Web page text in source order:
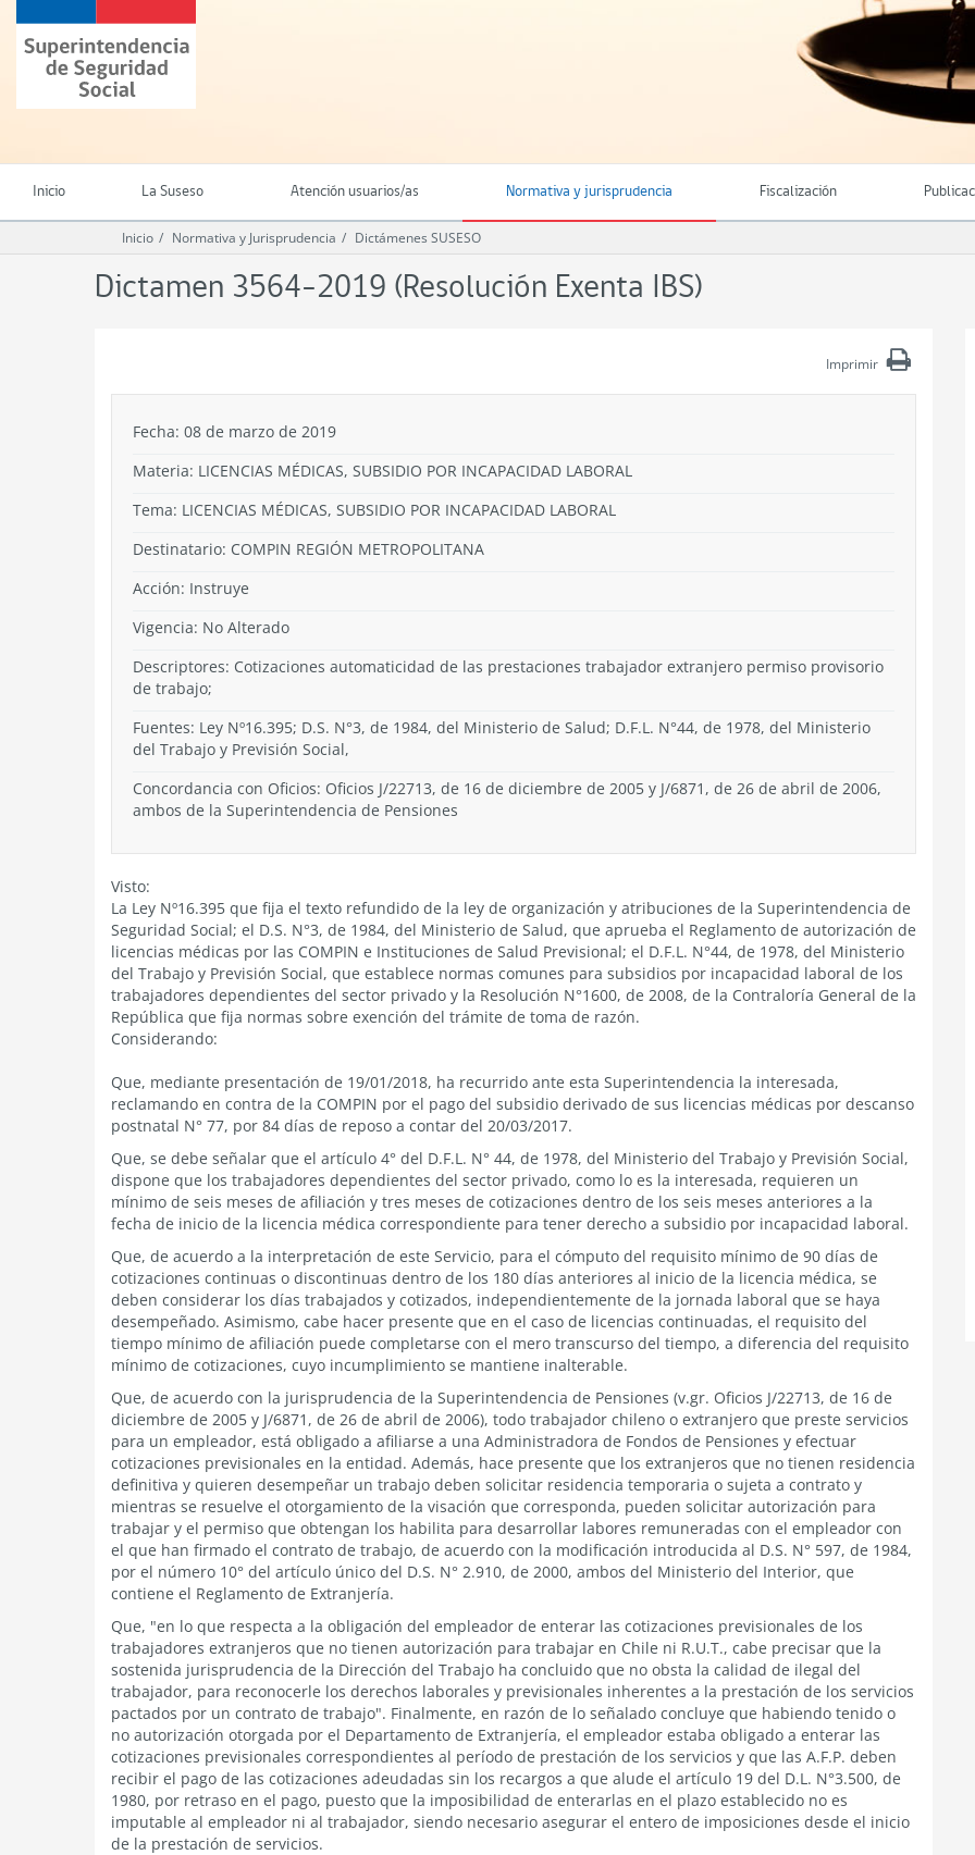
contenido
principal
Superintendencia
de
Seguridad
(SUSESO)
Chile
Inicio La Suseso Atención usuarios/as Normativa y jurisprudencia Fiscalización
Inicio Normativa y Jurisprudencia Dictámenes SUSESO
Dictamen 3564-2019 (Resolución Exenta IBS)
Imprimir
Fecha: 08 de marzo de 2019
Materia: LICENCIAS MÉDICAS, SUBSIDIO POR INCAPACIDAD LABORAL
Tema: LICENCIAS MÉDICAS, SUBSIDIO POR INCAPACIDAD LABORAL
Destinatario: COMPIN REGIÓN METROPOLITANA
Acción: Instruye
Vigencia: No Alterado
Descriptores: Cotizaciones automaticidad de las prestaciones trabajador extranjero permiso provisorio
de trabajo;
Fuentes: Ley Nº16.395; D.S. N°3, de 1984, del Ministerio de Salud; D.F.L. N°44, de 1978, del Ministerio
del Trabajo y Previsión Social,
Concordancia con Oficios: Oficios J/22713, de 16 de diciembre de 2005 y J/6871, de 26 de abril de 2006,
ambos de la Superintendencia de Pensiones
Visto:
La Ley Nº16.395 que fija el texto refundido de la ley de organización y atribuciones de la Superintendencia de
Seguridad Social; el D.S. N°3, de 1984, del Ministerio de Salud, que aprueba el Reglamento de autorización de
licencias médicas por las COMPIN e Instituciones de Salud Previsional; el D.F.L. N°44, de 1978, del Ministerio
del Trabajo y Previsión Social, que establece normas comunes para subsidios por incapacidad laboral de los
trabajadores dependientes del sector privado y la Resolución N°1600, de 2008, de la Contraloría General de la
República que fija normas sobre exención del trámite de toma de razón.
Considerando:
Que, mediante presentación de 19/01/2018, ha recurrido ante esta Superintendencia la interesada,
reclamando en contra de la COMPIN por el pago del subsidio derivado de sus licencias médicas por descanso
postnatal N° 77, por 84 días de reposo a contar del 20/03/2017.
Que, se debe señalar que el artículo 4° del D.F.L. N° 44, de 1978, del Ministerio del Trabajo y Previsión Social,
dispone que los trabajadores dependientes del sector privado, como lo es la interesada, requieren un
mínimo de seis meses de afiliación y tres meses de cotizaciones dentro de los seis meses anteriores a la
fecha de inicio de la licencia médica correspondiente para tener derecho a subsidio por incapacidad laboral.
Que, de acuerdo a la interpretación de este Servicio, para el cómputo del requisito mínimo de 90 días de
cotizaciones continuas o discontinuas dentro de los 180 días anteriores al inicio de la licencia médica, se
deben considerar los días trabajados y cotizados, independientemente de la jornada laboral que se haya
desempeñado. Asimismo, cabe hacer presente que en el caso de licencias continuadas, el requisito del
tiempo mínimo de afiliación puede completarse con el mero transcurso del tiempo, a diferencia del requisito
mínimo de cotizaciones, cuyo incumplimiento se mantiene inalterable.
Que, de acuerdo con la jurisprudencia de la Superintendencia de Pensiones (v.gr. Oficios J/22713, de 16 de
diciembre de 2005 y J/6871, de 26 de abril de 2006), todo trabajador chileno o extranjero que preste servicios
para un empleador, está obligado a afiliarse a una Administradora de Fondos de Pensiones y efectuar
cotizaciones previsionales en la entidad. Además, hace presente que los extranjeros que no tienen residencia
definitiva y quieren desempeñar un trabajo deben solicitar residencia temporaria o sujeta a contrato y
mientras se resuelve el otorgamiento de la visación que corresponda, pueden solicitar autorización para
trabajar y el permiso que obtengan los habilita para desarrollar labores remuneradas con el empleador con
el que han firmado el contrato de trabajo, de acuerdo con la modificación introducida al D.S. N° 597, de 1984,
por el número 10° del artículo único del D.S. N° 2.910, de 2000, ambos del Ministerio del Interior, que
contiene el Reglamento de Extranjería.
Que, "en lo que respecta a la obligación del empleador de enterar las cotizaciones previsionales de los
trabajadores extranjeros que no tienen autorización para trabajar en Chile ni R.U.T., cabe precisar que la
sostenida jurisprudencia de la Dirección del Trabajo ha concluido que no obsta la calidad de ilegal del
trabajador, para reconocerle los derechos laborales y previsionales inherentes a la prestación de los servicios
pactados por un contrato de trabajo". Finalmente, en razón de lo señalado concluye que habiendo tenido o
no autorización otorgada por el Departamento de Extranjería, el empleador estaba obligado a enterar las
cotizaciones previsionales correspondientes al período de prestación de los servicios y que las A.F.P. deben
recibir el pago de las cotizaciones adeudadas sin los recargos a que alude el artículo 19 del D.L. N°3.500, de
1980, por retraso en el pago, puesto que la imposibilidad de enterarlas en el plazo establecido no es
imputable al empleador ni al trabajador, siendo necesario asegurar el entero de imposiciones desde el inicio
de la prestación de servicios.